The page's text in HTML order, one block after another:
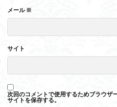
メール※
サイト
次回のコメントで使用するためブラウザ
サイトを保存する。